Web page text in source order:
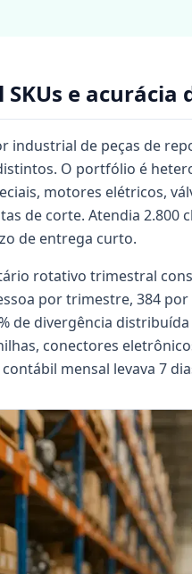
e acurácia
industrial de peças de
distintos. O portfólio é
motores elétricos,
de corte. Atendia 2.800
de entrega curto.
rotativo trimestral
por trimestre, 384
de divergência
conectores
mensal levava 7